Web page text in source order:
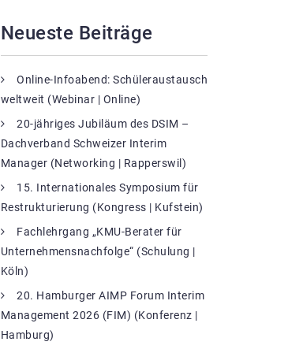
Neueste Beiträge
Online-Infoabend: Schüleraustausch
weltweit (Webinar | Online)
20-jähriges Jubiläum des DSIM –
Dachverband Schweizer Interim
Manager (Networking | Rapperswil)
15. Internationales Symposium für
Restrukturierung (Kongress | Kufstein)
Fachlehrgang „KMU-Berater für
Unternehmensnachfolge“ (Schulung |
Köln)
20. Hamburger AIMP Forum Interim
Management 2026 (FIM) (Konferenz |
Hamburg)